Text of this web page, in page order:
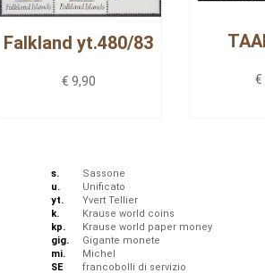
Falkland yt.480/83
€ 9,90 €
s.
Sassone
u.
Unificato
yt.
Yvert Tellier
k.
Krause world coins
kp.
Krause world paper money
gig.
Gigante monete
mi.
Michel
SE
francobolli di servizio